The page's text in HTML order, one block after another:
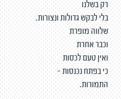
רק בשלנו
בלי לבקש גדולות ונצורות.
שלווה מופרת
וכבר אחרת
ואין טעם לכסות
כי בפתח נכנסות -
התמורות.